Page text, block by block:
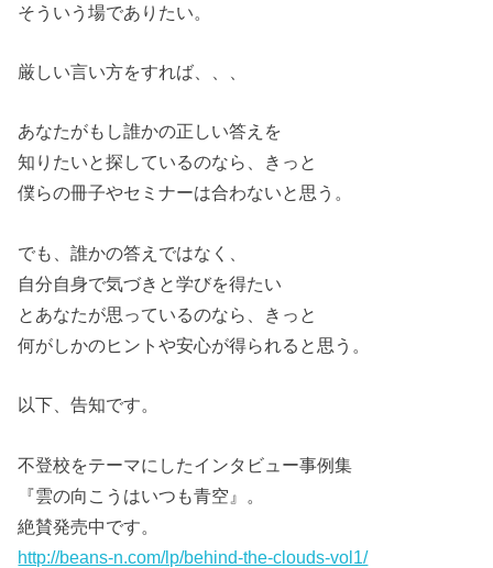
そういう場でありたい。
厳しい言い方をすれば、、、
あなたがもし誰かの正しい答えを
知りたいと探しているのなら、きっと
僕らの冊子やセミナーは合わないと思う。
でも、誰かの答えではなく、
自分自身で気づきと学びを得たい
とあなたが思っているのなら、きっと
何がしかのヒントや安心が得られると思う。
以下、告知です。
不登校をテーマにしたインタビュー事例集
『雲の向こうはいつも青空』。
絶賛発売中です。
http://beans-n.com/lp/behind-the-clouds-vol1/